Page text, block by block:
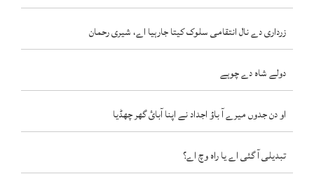
زرداری دے نال انتقامی سلوک کیتا جارہیا اے، شیری رحمان
دولے شاہ دے چوہے
او دن جدوں میرے آ باؤ اجداد نے اپنا آبائ گھر چھڈیا
تبدیلی آ گئی اے یا راہ وچ اے؟